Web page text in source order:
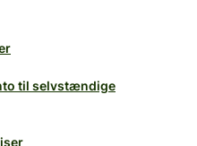
til selvstændige